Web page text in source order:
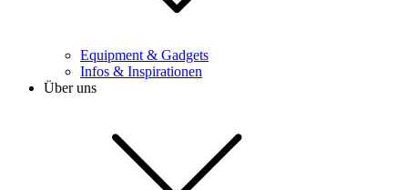
Equipment & Gadgets
Infos & Inspirationen
Über uns